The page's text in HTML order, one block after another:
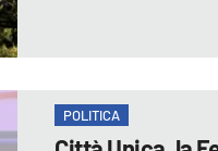
POLITICA